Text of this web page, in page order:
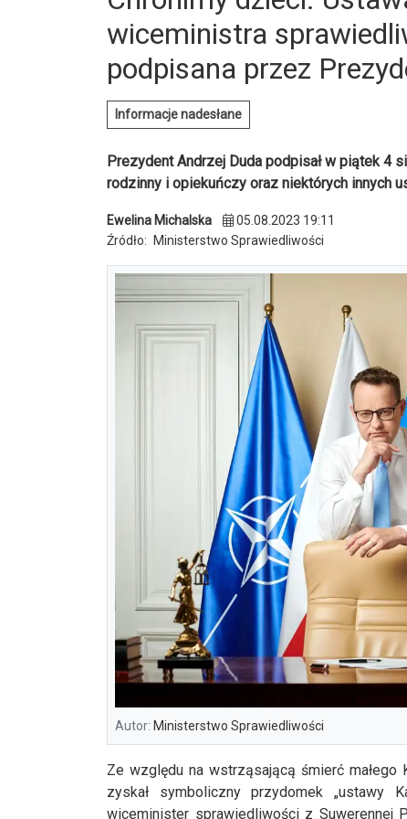
wiceministra
podpisana przez
Informacje nadesłane
Prezydent Andrzej Duda podpisał w piątek 4
rodzinny i opiekuńczy oraz niektórych innych
Ewelina Michalska
05.08.2023 19:11
Źródło:
Ministerstwo Sprawiedliwości
Autor: Ministerstwo Sprawiedliwości
Ze względu na wstrząsającą śmierć małego
zyskał symboliczny przydomek „ustawy
wiceminister sprawiedliwości z Suwerennej